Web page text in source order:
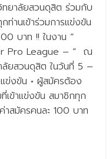
ทยาลัยสวนดุสิต ร่วมกับ
านเข้าร่วมการแข่งขัน
บาท !! ในงาน “
Pro League – “ ณ
ยสวนดุสิต ในวันที่ 5 –
ข่งขัน • ผู้สมัครต้อง
เข้าแข่งขัน สมาชิกทุก
าสมัครคนละ 100 บาท